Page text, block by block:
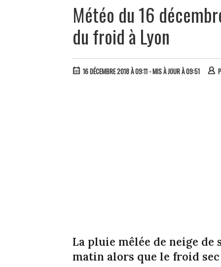
Météo du 16
du froid à Lyon
16 DÉCEMBRE 2018 À 09:11 - MIS À JOUR À 09:51
La pluie mêlée de neige
matin alors que le froid